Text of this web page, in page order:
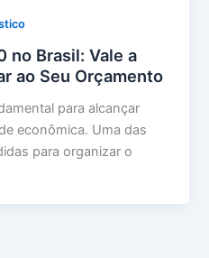
no Brasil: Vale a
ao Seu Orçamento
para alcançar
econômica. Uma das
para organizar o